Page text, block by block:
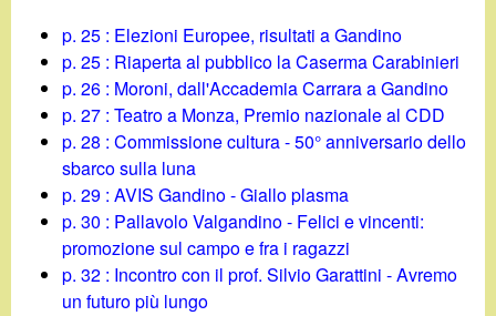
p. 25 : Elezioni Europee, risultati a Gandino
p. 25 : Riaperta al pubblico la Caserma Carabinieri
p. 26 : Moroni, dall'Accademia Carrara a Gandino
p. 27 : Teatro a Monza, Premio nazionale al CDD
p. 28 : Commissione cultura - 50° anniversario dello
sbarco sulla luna
p. 29 : AVIS Gandino - Giallo plasma
p. 30 : Pallavolo Valgandino - Felici e vincenti:
promozione sul campo e fra i ragazzi
p. 32 : Incontro con il prof. Silvio Garattini - Avremo
un futuro più lungo